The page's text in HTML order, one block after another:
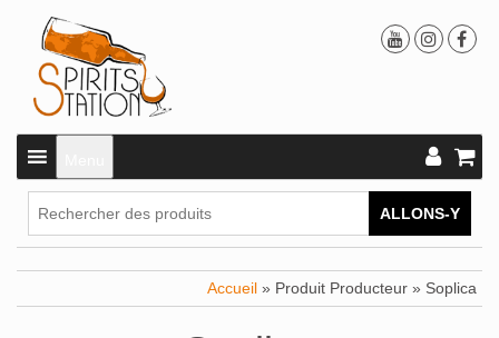
ALLONS-Y
Accueil » Produit Producteur » Soplica